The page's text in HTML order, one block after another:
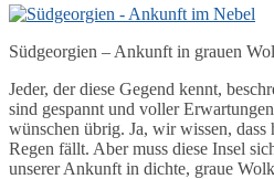
Südgeorgien – Ankunft in grauen
Jeder, der diese Gegend kennt,
sind gespannt und voller
wünschen übrig. Ja, wir wissen, dass
Regen fällt. Aber muss diese Insel
unserer Ankunft in dichte, graue